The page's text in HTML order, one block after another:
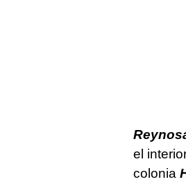
el
colonia